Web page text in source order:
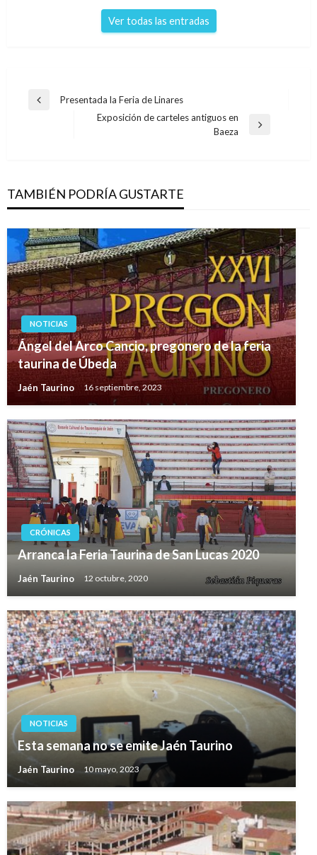
Ver todas las entradas
Navegación
Entrada
Presentada la Feria de Linares
Exposición de carteles antiguos en
Baeza
TAMBIÉN PODRÍA GUSTARTE
NOTICIAS
Ángel del Arco Cancio, pregonero de la feria
taurina de Úbeda
Jaén Taurino 16 septiembre, 2023
CRÓNICAS
Arranca la Feria Taurina de San Lucas 2020
Jaén Taurino 12 octubre, 2020
NOTICIAS
Esta semana no se emite Jaén Taurino
Jaén Taurino 10 mayo, 2023